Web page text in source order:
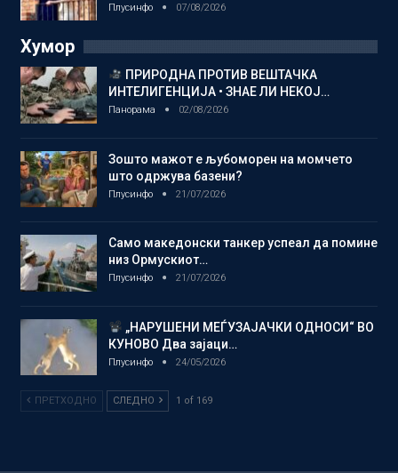
Плусинфо 07/08/2026
Хумор
ПРИРОДНА ПРОТИВ ВЕШТАЧКА
ИНТЕЛИГЕНЦИЈА • ЗНАЕ ЛИ НЕКОЈ…
Панорама 02/08/2026
Зошто мажот е љубоморен на момчето
што одржува базени?
Плусинфо 21/07/2026
Само македонски танкер успеал да помине
низ Ормускиот…
Плусинфо 21/07/2026
„НАРУШЕНИ МЕЃУЗАЈАЧКИ ОДНОСИ“ ВО
КУНОВО Два зајаци…
Плусинфо 24/05/2026
ПРЕТХОДНО СЛЕДНО 1 of 169